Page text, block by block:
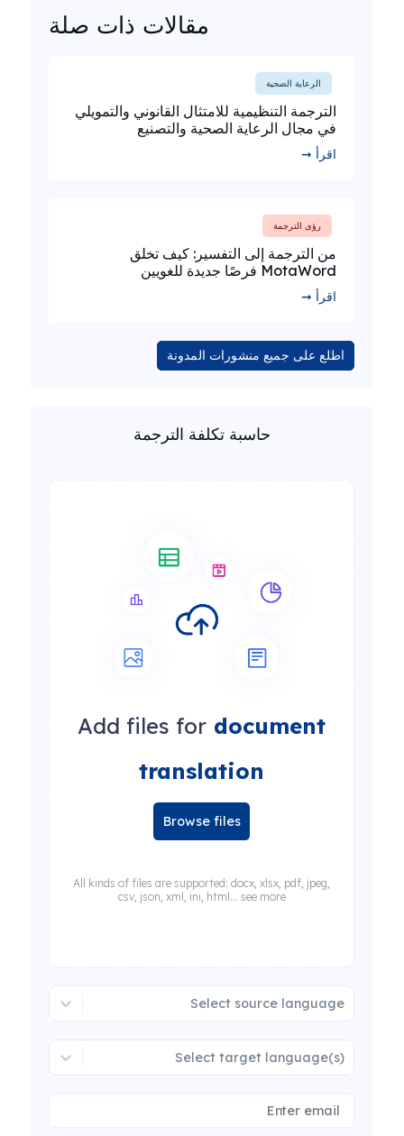
مقالات ذات صلة
الرعاية الصحية
الترجمة التنظيمية للامتثال القانوني والتمويلي
في مجال الرعاية الصحية والتصنيع
اقرأ ➞
رؤى الترجمة
من الترجمة إلى التفسير: كيف تخلق
MotaWord فرصًا جديدة للغويين
اقرأ ➞
اطلع على جميع منشورات المدونة
حاسبة تكلفة الترجمة
Add files for document
translation
Browse files
All kinds of files are supported: docx, xlsx, pdf, jpeg,
csv, json, xml, ini, html... see more
Select source language
Select target language(s)